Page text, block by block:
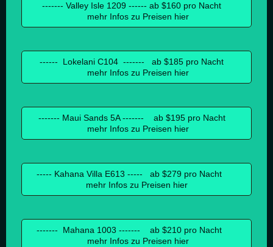
------- Valley Isle 1209 ------ ab $160 pro Nacht
mehr Infos zu Preisen hier
------ Lokelani C104 ------- ab $185 pro Nacht
mehr Infos zu Preisen hier
------- Maui Sands 5A ------- ab $195 pro Nacht
mehr Infos zu Preisen hier
----- Kahana Villa E613 ----- ab $279 pro Nacht
mehr Infos zu Preisen hier
------- Mahana 1003 ------- ab $210 pro Nacht
mehr Infos zu Preisen hier